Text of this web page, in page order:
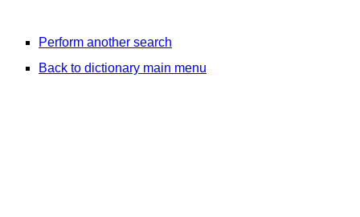
Perform another search
Back to dictionary main menu